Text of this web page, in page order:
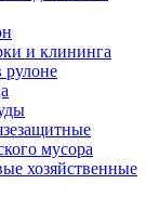
и клининга
рулоне
мусора
хозяйственные